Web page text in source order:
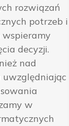
rozwiązań
potrzeb i
decyzji.
nad
w